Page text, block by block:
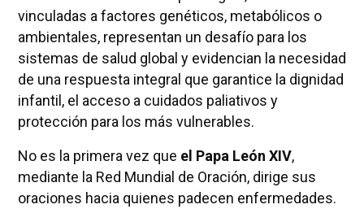
vinculadas a factores genéticos, metabólicos o
ambientales, representan un desafío para los
sistemas de salud global y evidencian la necesidad
de una respuesta integral que garantice la dignidad
infantil, el acceso a cuidados paliativos y
protección para los más vulnerables.
No es la primera vez que el Papa León XIV,
mediante la Red Mundial de Oración, dirige sus
oraciones hacia quienes padecen enfermedades.